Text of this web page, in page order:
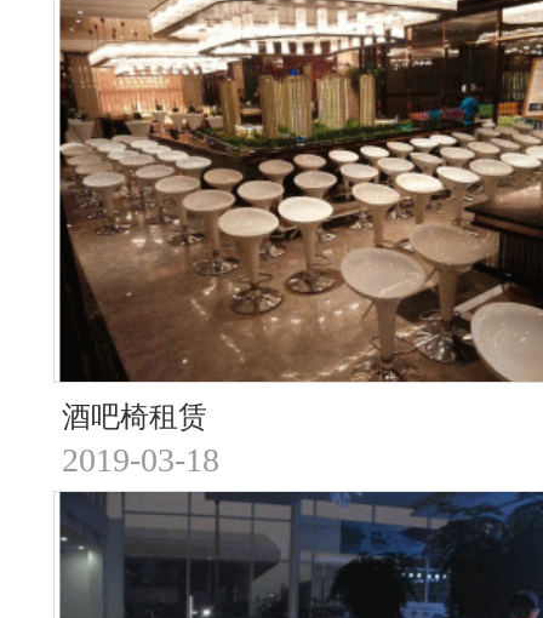
酒吧椅租赁
2019-03-18